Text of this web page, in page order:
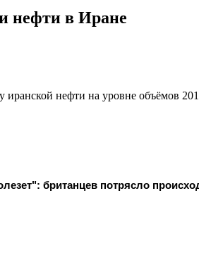
нефти в Иране
нефти на уровне объёмов
британцев потрясло